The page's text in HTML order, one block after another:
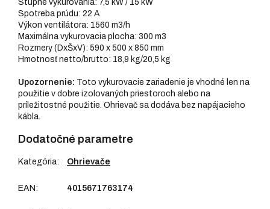
Stupne vykurovania: 7,5 kW / 15 kW
Spotreba prúdu: 22 A
Výkon ventilátora: 1560 m3/h
Maximálna vykurovacia plocha: 300 m3
Rozmery (DxŠxV): 590 x 500 x 850 mm
Hmotnosť netto/brutto: 18,9 kg/20,5 kg
Upozornenie: Toto vykurovacie zariadenie je vhodné len na
použitie v dobre izolovaných priestoroch alebo na
príležitostné použitie. Ohrievač sa dodáva bez napájacieho
kábla.
Dodatočné parametre
Kategória: Ohrievače
EAN : 4015671763174